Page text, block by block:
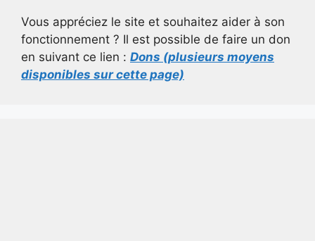
Vous appréciez le site et souhaitez aider à son
fonctionnement ? Il est possible de faire un don
en suivant ce lien : Dons (plusieurs moyens
disponibles sur cette page)